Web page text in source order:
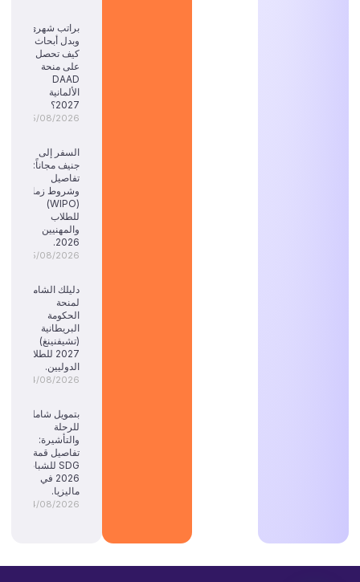
براتب شهري
وبدل أبحاث:
كيف تحصل
على منحة
DAAD
الألمانية
2027؟
05/08/2026
السفر إلى
جنيف مجاناً:
تفاصيل
وشروط زمالة
(WIPO)
للطلاب
والمهنيين
2026.
05/08/2026
دليلك الشامل
لمنحة
الحكومة
البريطانية
(تشيفنينغ)
2027 للطلاب
الدوليين.
04/08/2026
بتمويل شامل
للرحلة
والتأشيرة:
تفاصيل قمة
SDG للشباب
2026 في
ماليزيا.
04/08/2026